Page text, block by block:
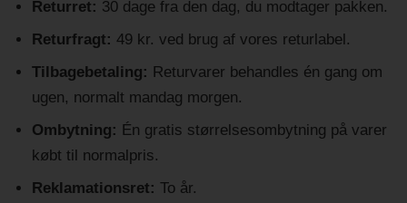
Returret: 30 dage fra den dag, du modtager pakken.
Returfragt: 49 kr. ved brug af vores returlabel.
Tilbagebetaling: Returvarer behandles én gang om
ugen, normalt mandag morgen.
Ombytning: Én gratis størrelsesombytning på varer
købt til normalpris.
Reklamationsret: To år.